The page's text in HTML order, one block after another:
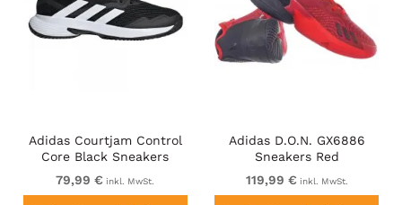
Adidas Courtjam Control
Core Black Sneakers
79,99 € inkl. MwSt.
Adidas D.O.N. GX6886
Sneakers Red
119,99 € inkl. MwSt.